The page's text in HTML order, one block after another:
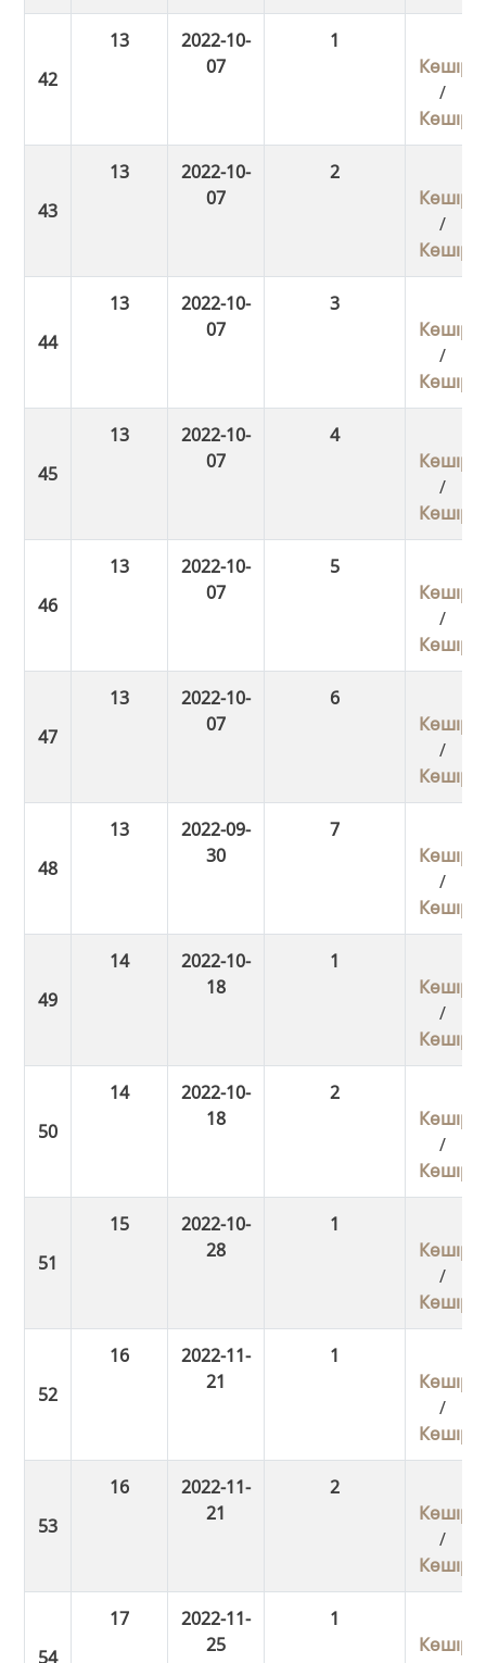
13
2022-10-
07
1
Көшіру
/
Көшіру
13
2022-10-
07
2
Көшіру
/
Көшіру
13
2022-10-
07
3
Көшіру
/
Көшіру
13
2022-10-
07
4
Көшіру
/
Көшіру
13
2022-10-
07
5
Көшіру
/
Көшіру
13
2022-10-
07
6
Көшіру
/
Көшіру
13
2022-09-
30
7
Көшіру
/
Көшіру
14
2022-10-
18
1
Көшіру
/
Көшіру
14
2022-10-
18
2
Көшіру
/
Көшіру
15
2022-10-
28
1
Көшіру
/
Көшіру
16
2022-11-
21
1
Көшіру
/
Көшіру
16
2022-11-
21
2
Көшіру
/
Көшіру
17
2022-11-
25
1
Көшіру